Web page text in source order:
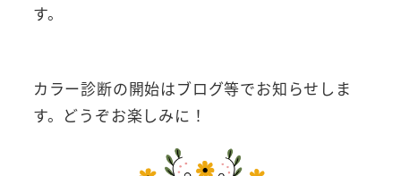
す。
カラー診断の開始はブログ等でお知らせしま
す。どうぞお楽しみに！